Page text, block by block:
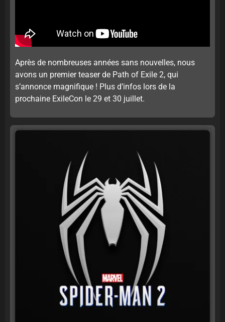
Après de nombreuses années sans nouvelles, nous
avons un premier teaser de Path of Exile 2, qui
s’annonce magnifique ! Plus d’infos lors de la
prochaine ExileCon le 29 et 30 juillet.